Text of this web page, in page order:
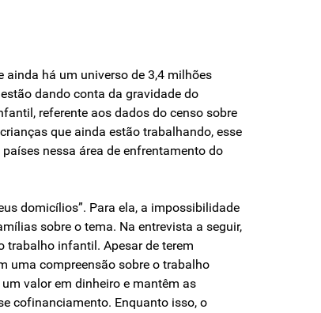
há um universo de 3,4 milhões
dando conta da gravidade do
referente aos dados do censo sobre
que ainda estão trabalhando, esse
nessa área de enfrentamento do
domicílios”. Para ela, a impossibilidade
sobre o tema. Na entrevista a seguir,
trabalho infantil. Apesar de terem
uma compreensão sobre o trabalho
valor em dinheiro e mantêm as
cofinanciamento. Enquanto isso, o